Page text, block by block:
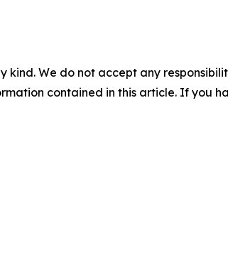
kind. We do not accept any
contained in this article. If you